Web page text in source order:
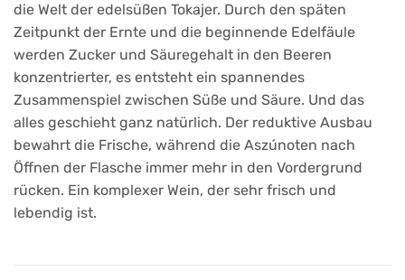
die Welt der edelsüßen Tokajer. Durch den späten
Zeitpunkt der Ernte und die beginnende Edelfäule
werden Zucker und Säuregehalt in den Beeren
konzentrierter, es entsteht ein spannendes
Zusammenspiel zwischen Süße und Säure. Und das
alles geschieht ganz natürlich. Der reduktive Ausbau
bewahrt die Frische, während die Aszúnoten nach
Öffnen der Flasche immer mehr in den Vordergrund
rücken. Ein komplexer Wein, der sehr frisch und
lebendig ist.